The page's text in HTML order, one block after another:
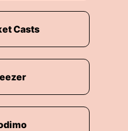
Casts